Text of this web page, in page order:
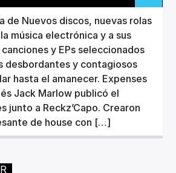
de Nuevos discos, nuevas rolas
música electrónica y a sus
y EPs seleccionados
desbordantes y contagiosos
hasta el amanecer. Expenses
Jack Marlow publicó el
junto a Reckz’Capo. Crearon
de house con […]